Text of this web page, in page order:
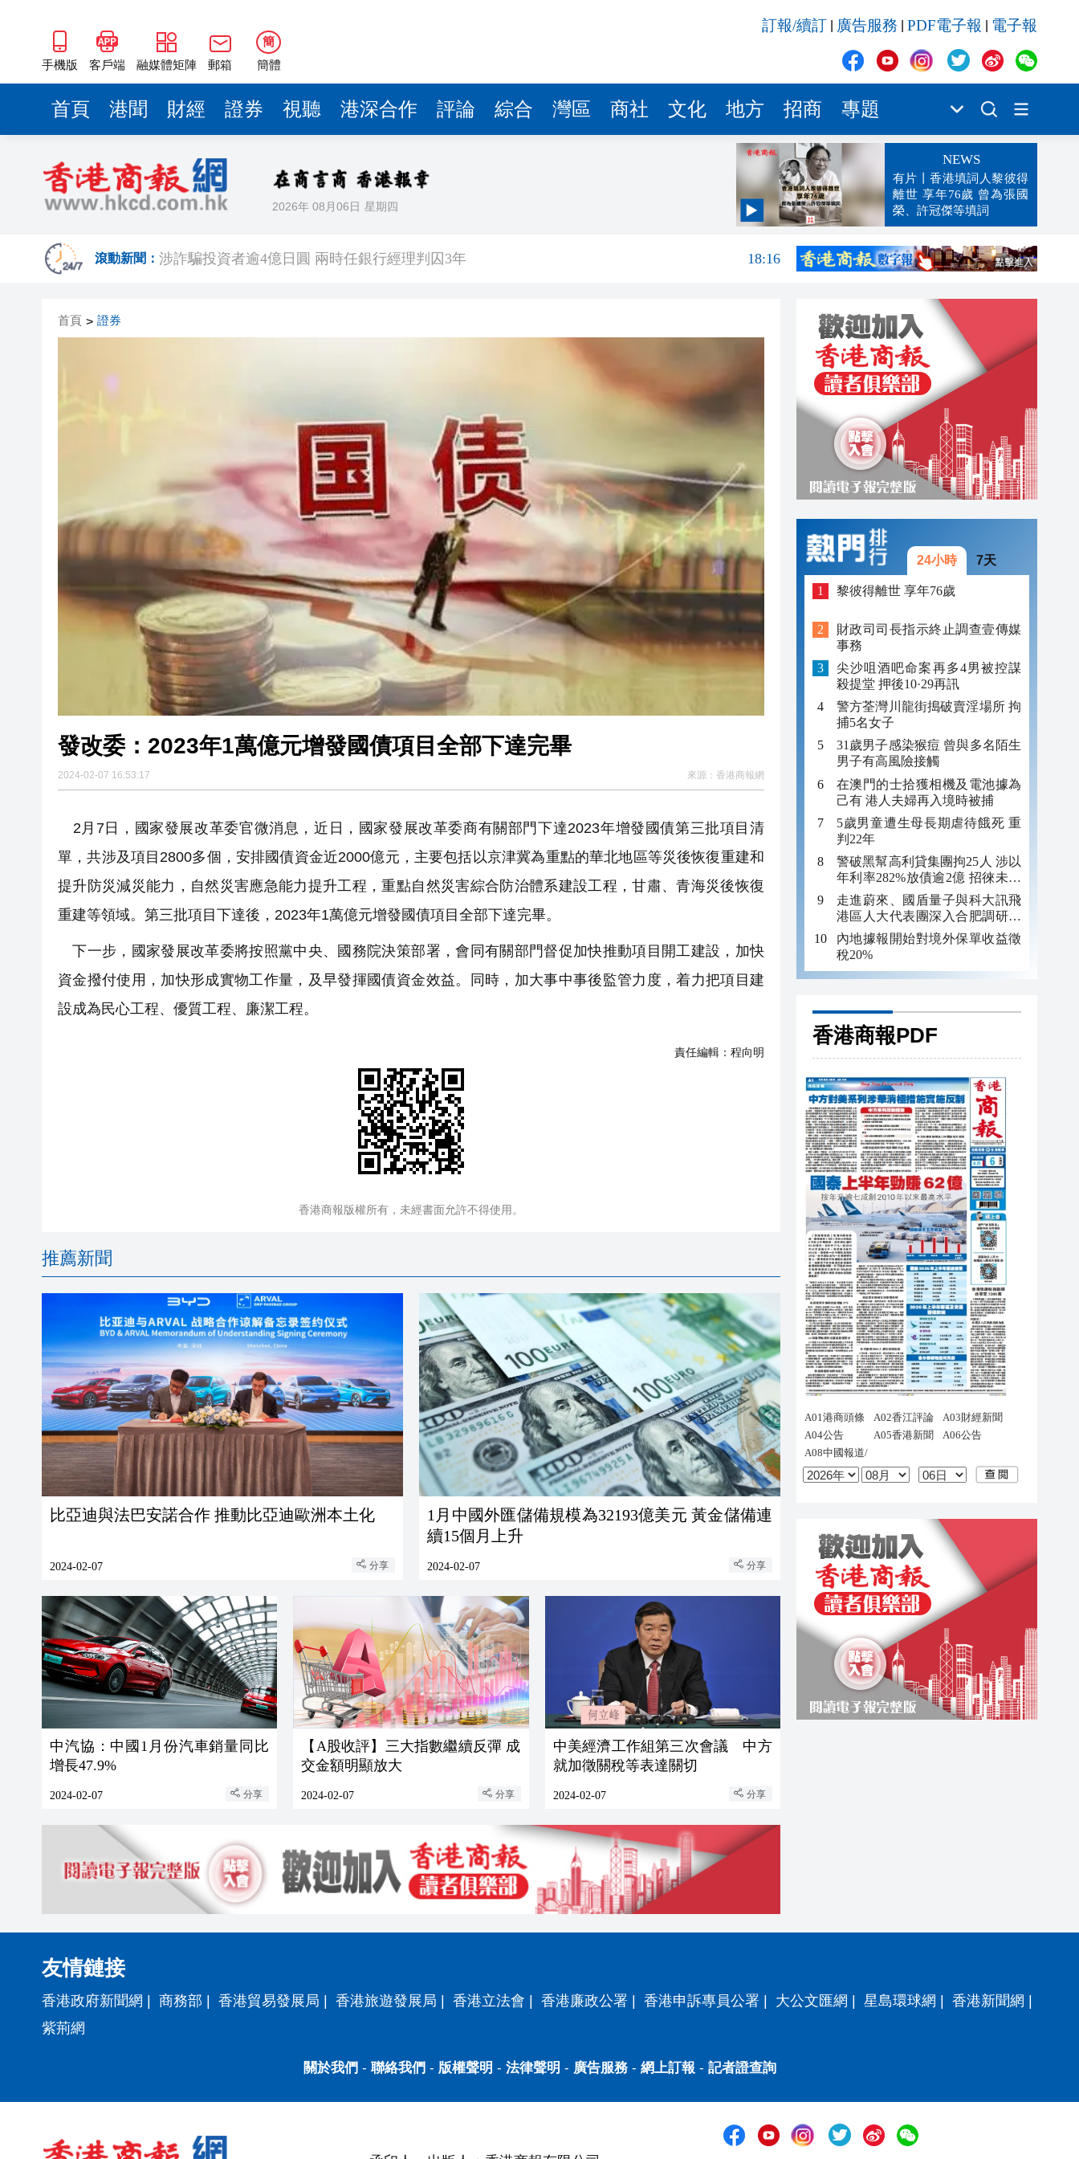
手機版 客戶端 融媒體矩陣 郵箱
簡
簡體
訂報/續訂 廣告服務 PDF電子報 電子報
首頁 港聞 財經 證券 視聽 港深合作 評論 綜合 灣區 商社 文化 地方 招商 專題
2026年 08月06日 星期四
NEWS
有片丨香港填詞人黎彼得
離世 享年76歲 曾為張國
榮、許冠傑等填詞
滾動新聞：
18:18
涉詐騙投資者逾4億日圓 兩時任銀行經理判囚3年
18:16
涂謹申據報獲發還護照 已到英國與家人團聚
國際鐵路工程會議今舉行 陳美寶：「香港鐵路標準」料為北環線節省20%施工成本
首頁 > 證券
發改委：2023年1萬億元增發國債項目全部下達完畢
2024-02-07 16:53:17 來源： 香港商報網
2月7日，國家發展改革委官微消息，近日，國家發展改革委商有關部門下達2023年增發國債第三批項目清
單，共涉及項目2800多個，安排國債資金近2000億元，主要包括以京津冀為重點的華北地區等災後恢復重建和
提升防災減災能力，自然災害應急能力提升工程，重點自然災害綜合防治體系建設工程，甘肅、青海災後恢復
重建等領域。第三批項目下達後，2023年1萬億元增發國債項目全部下達完畢。
下一步，國家發展改革委將按照黨中央、國務院決策部署，會同有關部門督促加快推動項目開工建設，加快
資金撥付使用，加快形成實物工作量，及早發揮國債資金效益。同時，加大事中事後監管力度，着力把項目建
設成為民心工程、優質工程、廉潔工程。
責任編輯： 程向明
香港商報版權所有，未經書面允許不得使用。
推薦新聞
比亞迪與法巴安諾合作 推動比亞迪歐洲本土化
2024-02-07 分享
1月中國外匯儲備規模為32193億美元 黃金儲備連
續15個月上升
2024-02-07 分享
中汽協：中國1月份汽車銷量同比
增長47.9%
2024-02-07 分享
【A股收評】三大指數繼續反彈 成
交金額明顯放大
2024-02-07 分享
中美經濟工作組第三次會議 中方
就加徵關稅等表達關切
2024-02-07 分享
24小時 7天
黎彼得離世 享年76歲
財政司司長指示終止調查壹傳媒
事務
尖沙咀酒吧命案再多4男被控謀
殺提堂 押後10·29再訊
警方荃灣川龍街搗破賣淫場所 拘
捕5名女子
31歲男子感染猴痘 曾與多名陌生
男子有高風險接觸
在澳門的士拾獲相機及電池據為
己有 港人夫婦再入境時被捕
5歲男童遭生母長期虐待餓死 重
判22年
警破黑幫高利貸集團拘25人 涉以
年利率282%放債逾2億 招徠未成
年追數
走進蔚來、國盾量子與科大訊飛
港區人大代表團深入合肥調研科
創成果
內地據報開始對境外保單收益徵
稅20%
香港商報PDF
友情鏈接
香港政府新聞網 商務部 香港貿易發展局 香港旅遊發展局 香港立法會 香港廉政公署 香港申訴專員公署 大公文匯網 星島環球網 香港新聞網
紫荊網
關於我們 - 聯絡我們 - 版權聲明 - 法律聲明 - 廣告服務- 網上訂報 - 記者證查詢